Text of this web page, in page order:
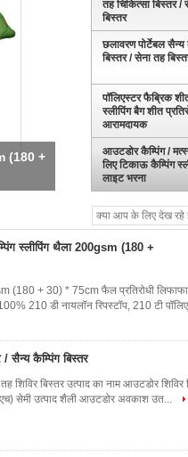
(180 +
तह चिकित्सा बिस्तर /
बिस्तर
छलावरण पोर्टेबल सैन्य
बिस्तर / सेना तह
पॉलिएस्टर फैब्रिक
स्लीपिंग बैग शीत
आरामदायक
आउटडोर कैम्पिंग /
लिए टिकाऊ कैम्पिंग
लाइट भरना
स्लीपिंग थैला 200gsm (180 +
+ 30) * 75cm फैल प्रतिरोधी लिफाफा
210 डी नायलॉन रिपस्टॉप, 210 टी
सैन्य कैम्पिंग बिस्तर
बिस्तर उत्पाद का नाम आउटडोर शिविर
सेमी उत्पाद शैली आउटडोर अवकाश उत...